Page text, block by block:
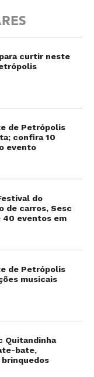
curtir neste
de Petrópolis
confira 10
evento
do
de carros, Sesc
40 eventos em
de Petrópolis
musicais
Quitandinha
bate,